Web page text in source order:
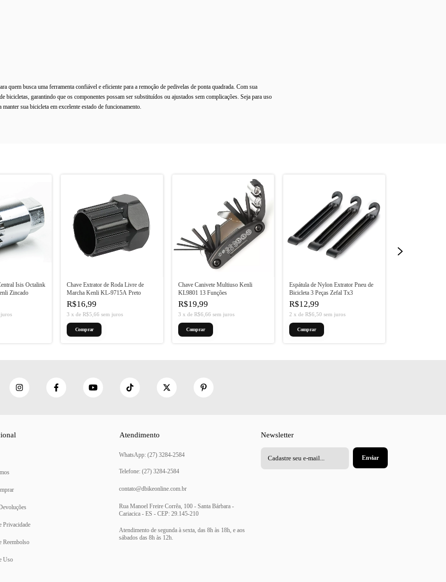
quem busca uma ferramenta confiável e eficiente para a remoção de pedivelas de ponta quadrada. Com sua
bicicletas, garantindo que os componentes possam ser substituídos ou ajustados sem complicações. Seja para uso
sua bicicleta em excelente estado de funcionamento.
Isis Octalink
Zincado
juros
Chave Extrator de Roda Livre de
Marcha Kenli KL-9715A Preto
R$16,99
3 xde R$5,66 sem juros
Chave Canivete Multiuso Kenli
KL9801 13 Funções
R$19,99
3 x de R$6,66 sem juros
Espátula de Nylon Extrator Pneu de
Bicicleta 3 Peças Zefal Tx3
R$12,99
2 x de R$6,50 sem juros
Privacidade
Reembolso
Uso
Atendimento
(27) 3284-2584
contato@dbikeonline.com.br
Rua Manoel Freire Corrêa, 100 - Santa Bárbara -
Cariacica - ES - CEP: 29.145-210
Newsletter